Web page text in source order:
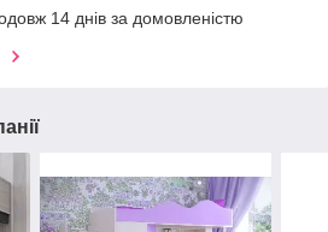
14 днів за домовленістю